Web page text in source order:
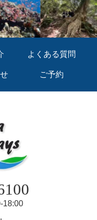
よくある質問
ご予約